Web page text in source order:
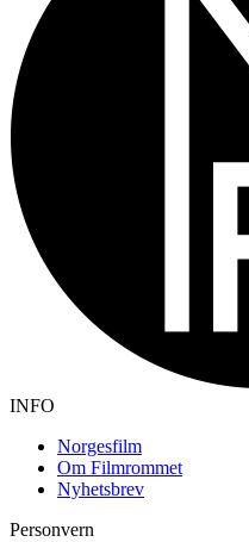
INFO
Norgesfilm
Om Filmrommet
Nyhetsbrev
Personvern